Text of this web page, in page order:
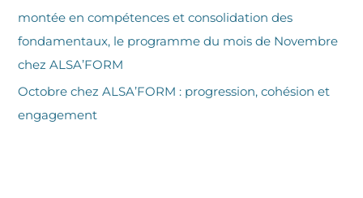
montée en compétences et consolidation des
fondamentaux, le programme du mois de Novembre
chez ALSA’FORM
Octobre chez ALSA’FORM : progression, cohésion et
engagement